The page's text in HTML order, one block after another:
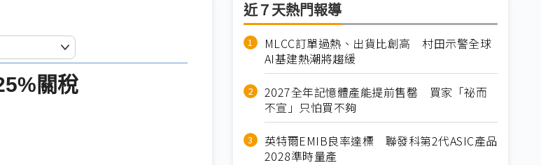
關稅
近７天熱門報導
MLCC訂單過熱、出貨比創高 村田示警全球
AI基建熱潮將趨緩
2027全年記憶體產能提前售罄 買家「祕而
不宣」只怕買不夠
英特爾EMIB良率達標 聯發科第2代ASIC產品
2028準時量產